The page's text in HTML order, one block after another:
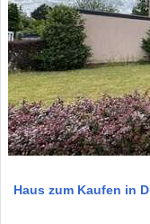
Haus zum Kaufen in